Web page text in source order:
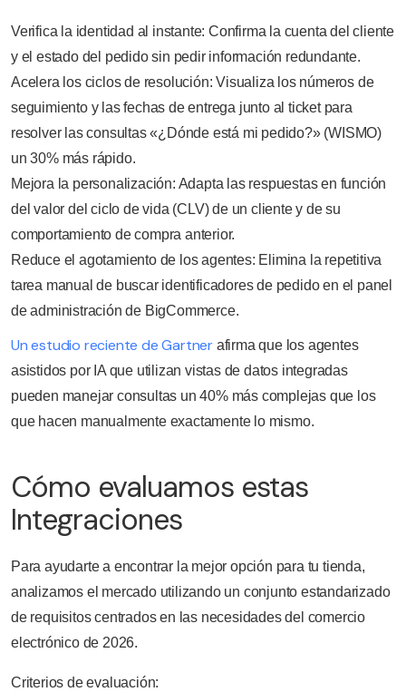
Verifica la identidad al instante: Confirma la cuenta del cliente
y el estado del pedido sin pedir información redundante.
Acelera los ciclos de resolución: Visualiza los números de
seguimiento y las fechas de entrega junto al ticket para
resolver las consultas «¿Dónde está mi pedido?» (WISMO)
un 30% más rápido.
Mejora la personalización: Adapta las respuestas en función
del valor del ciclo de vida (CLV) de un cliente y de su
comportamiento de compra anterior.
Reduce el agotamiento de los agentes: Elimina la repetitiva
tarea manual de buscar identificadores de pedido en el panel
de administración de BigCommerce.
Un estudio reciente de Gartner afirma que los agentes
asistidos por IA que utilizan vistas de datos integradas
pueden manejar consultas un 40% más complejas que los
que hacen manualmente exactamente lo mismo.
Cómo evaluamos estas
Integraciones
Para ayudarte a encontrar la mejor opción para tu tienda,
analizamos el mercado utilizando un conjunto estandarizado
de requisitos centrados en las necesidades del comercio
electrónico de 2026.
Criterios de evaluación: